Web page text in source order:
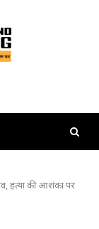
हत्या की आशंका पर